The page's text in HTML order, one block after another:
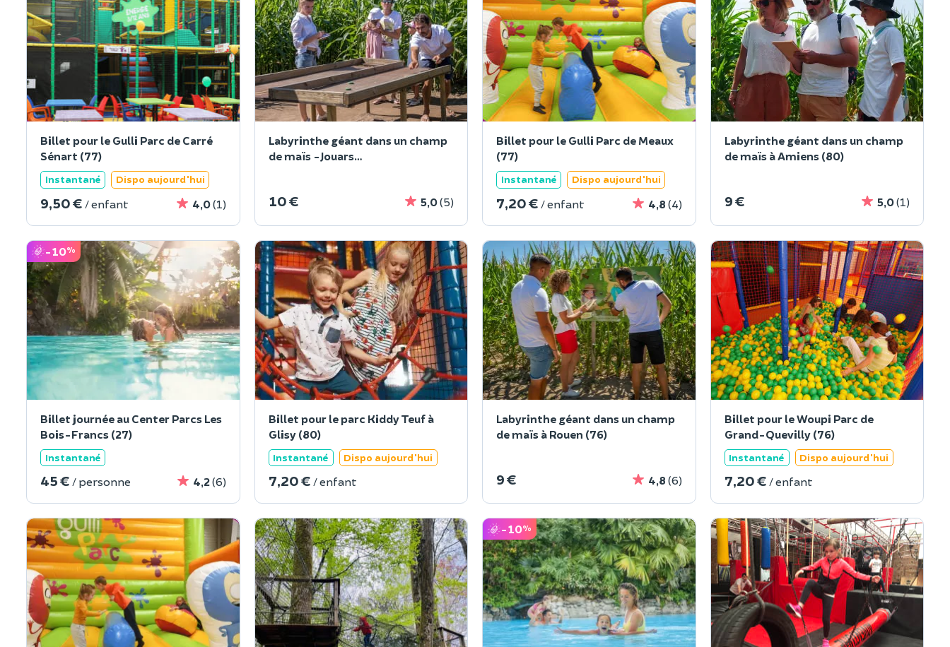
Billet pour le Gulli Parc de Carré
Sénart (77)
Instantané Dispo aujourd'hui
9,50 € / enfant 4,0(1)
Labyrinthe géant dans un champ
de maïs -Jouars
10 € 5,0(5)
Billet pour le Gulli Parc de Meaux
(77)
Instantané Dispo aujourd'hui
7,20 € / enfant 4,8 (4)
Labyrinthe géant dans un champ
de maïs à Amiens (80)
9 € 5,0(1)
-10%
Billet journée au Center Parcs Les
Bois-Francs (27)
Instantané
45 € / personne 4,2(6)
Billet pour le parc Kiddy Teuf à
Glisy (80)
Instantané Dispo aujourd'hui
7,20 € / enfant
Labyrinthe géant dans un champ
de maïs à Rouen (76)
9 € 4,8 (6)
Billet pour le Woupi Parc de
Grand-Quevilly (76)
Instantané Dispo aujourd'hui
7,20 € / enfant
-10%